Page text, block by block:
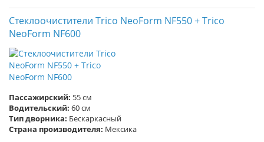
Стеклоочистители Trico NeoForm NF550 + Trico
NeoForm NF600
Пассажирский: 55 см
Водительский: 60 см
Тип дворника: Бескаркасный
Страна производителя: Мексика